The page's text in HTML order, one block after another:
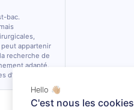
bac.
appartenir
recherche de
adapté.
Hello 👋🏼
C'est nous les cookies